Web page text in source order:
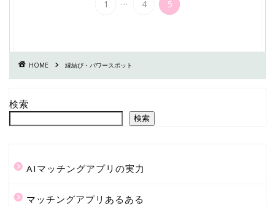
1 4 5
HOME 縁結び・パワースポット
検索
検索
AIマッチングアプリの実力
マッチングアプリあるある